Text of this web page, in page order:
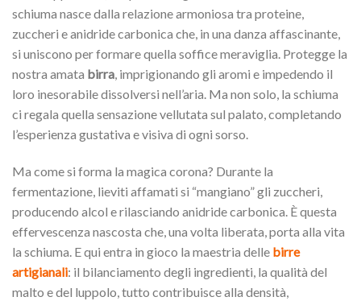
schiuma nasce dalla relazione armoniosa tra proteine,
zuccheri e anidride carbonica che, in una danza affascinante,
si uniscono per formare quella soffice meraviglia. Protegge la
nostra amata birra, imprigionando gli aromi e impedendo il
loro inesorabile dissolversi nell’aria. Ma non solo, la schiuma
ci regala quella sensazione vellutata sul palato, completando
l’esperienza gustativa e visiva di ogni sorso.
Ma come si forma la magica corona? Durante la
fermentazione, lieviti affamati si “mangiano” gli zuccheri,
producendo alcol e rilasciando anidride carbonica. È questa
effervescenza nascosta che, una volta liberata, porta alla vita
la schiuma. E qui entra in gioco la maestria delle birre
artigianali: il bilanciamento degli ingredienti, la qualità del
malto e del luppolo, tutto contribuisce alla densità,